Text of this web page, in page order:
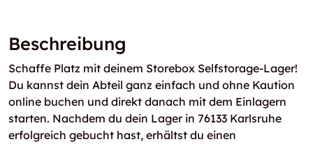
Beschreibung
Schaffe Platz mit deinem Storebox Selfstorage-Lager!
Du kannst dein Abteil ganz einfach und ohne Kaution
online buchen und direkt danach mit dem Einlagern
starten. Nachdem du dein Lager in 76133 Karlsruhe
erfolgreich gebucht hast, erhältst du einen